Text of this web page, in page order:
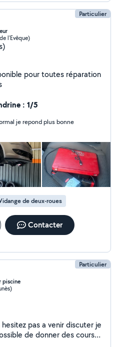
Particulier
l'Evêque)
pour toutes réparation
: 1/5
je repond plus bonne
de deux-roues
Contacter
Particulier
piscine
pas a venir discuter je
de donner des cours